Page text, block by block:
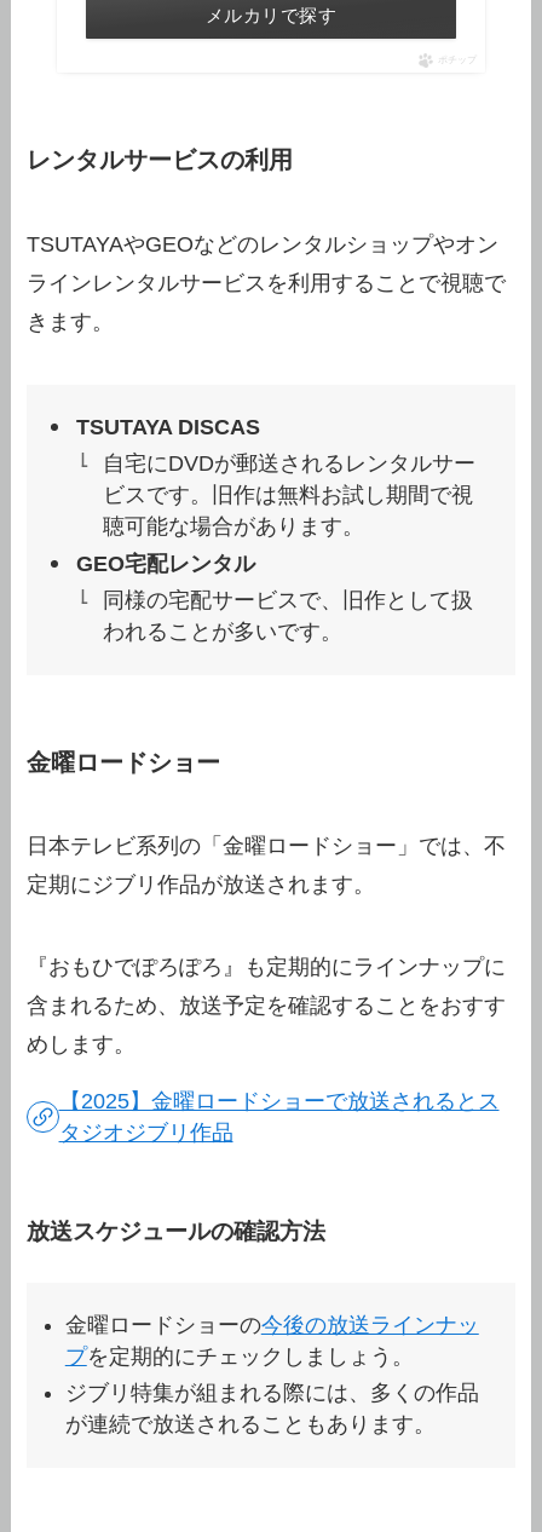
メルカリで探す
ポチップ
レンタルサービスの利用
TSUTAYAやGEOなどのレンタルショップやオン
ラインレンタルサービスを利用することで視聴で
きます。
TSUTAYA DISCAS
自宅にDVDが郵送されるレンタルサー
ビスです。旧作は無料お試し期間で視
聴可能な場合があります。
GEO宅配レンタル
同様の宅配サービスで、旧作として扱
われることが多いです。
金曜ロードショー
日本テレビ系列の「金曜ロードショー」では、不
定期にジブリ作品が放送されます。
『おもひでぽろぽろ』も定期的にラインナップに
含まれるため、放送予定を確認することをおすす
めします。
【2025】金曜ロードショーで放送されるとス
タジオジブリ作品
放送スケジュールの確認方法
金曜ロードショーの今後の放送ラインナッ
プを定期的にチェックしましょう。
ジブリ特集が組まれる際には、多くの作品
が連続で放送されることもあります。